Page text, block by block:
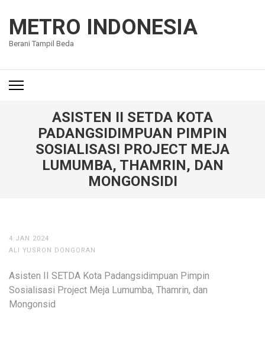
konten
(Tekan
METRO INDONESIA
Berani Tampil Beda
ASISTEN II SETDA KOTA
PADANGSIDIMPUAN PIMPIN
SOSIALISASI PROJECT MEJA
LUMUMBA, THAMRIN, DAN
MONGONSIDI
4 JAN 2024
ALI YUSRON DONGORAN
Asisten II SETDA Kota Padangsidimpuan Pimpin
Sosialisasi Project Meja Lumumba, Thamrin, dan
Mongonsid